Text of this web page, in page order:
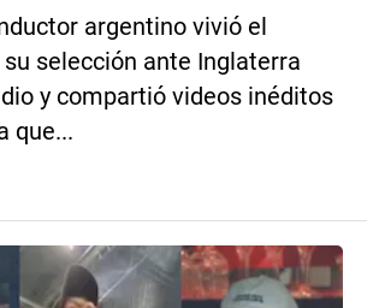
argentino vivió el
selección ante Inglaterra
y compartió videos inéditos
que...